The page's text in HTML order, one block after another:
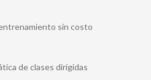
sin costo
de clases dirigidas